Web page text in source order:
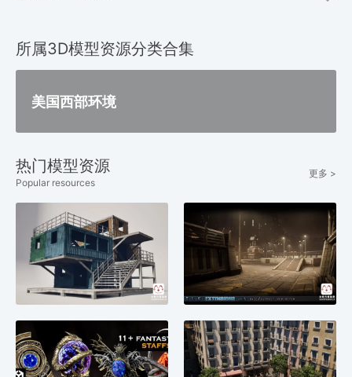
所属3D模型资源分类合集
美国西部环境
热门模型资源
Popular resources
更多 >